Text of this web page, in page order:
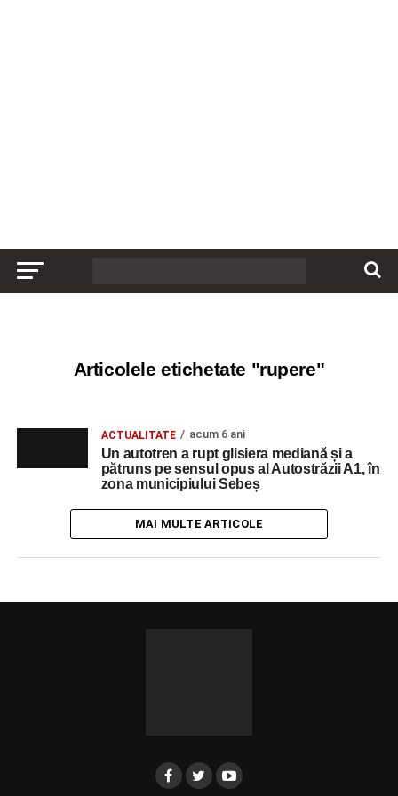
Articolele etichetate "rupere"
ACTUALITATE acum 6 ani
Un autotren a rupt glisiera mediană și a
pătruns pe sensul opus al Autostrăzii A1, în
zona municipiului Sebeș
MAI MULTE ARTICOLE